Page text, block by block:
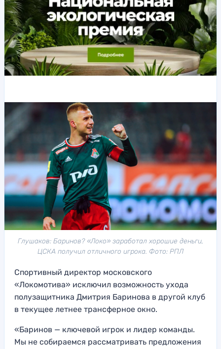
Глушаков: Баринов? «Локо» заработал хорошие деньги,
ЦСКА получил отличного игрока. Фото: РПЛ
Спортивный директор московского
«Локомотива» исключил возможность ухода
полузащитника Дмитрия Баринова в другой клуб
в текущее летнее трансферное окно.
«Баринов — ключевой игрок и лидер команды.
Мы не собираемся рассматривать предложения